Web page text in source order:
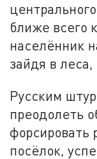
ближе всего
населённик
зайдя в
Русским
преодолеть
форсировать
посёлок,